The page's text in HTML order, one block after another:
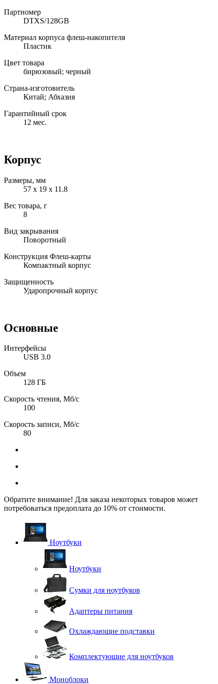
Партномер
DTXS/128GB
Материал корпуса флеш-накопителя
Пластик
Цвет товара
бирюзовый; черный
Страна-изготовитель
Китай; Абхазия
Гарантийный срок
12 мес.
Корпус
Размеры, мм
57 x 19 x 11.8
Вес товара, г
8
Вид закрывания
Поворотный
Конструкция Флеш-карты
Компактный корпус
Защищенность
Ударопрочный корпус
Основные
Интерфейсы
USB 3.0
Объем
128 ГБ
Скорость чтения, Мб/с
100
Скорость записи, Мб/с
80
Обратите внимание! Для заказа некоторых товаров может
потребоваться предоплата до 10% от стоимости.
Ноутбуки
Ноутбуки
Сумки для ноутбуков
Адаптеры питания
Охлаждающие подставки
Комплектующие для ноутбуков
Моноблоки